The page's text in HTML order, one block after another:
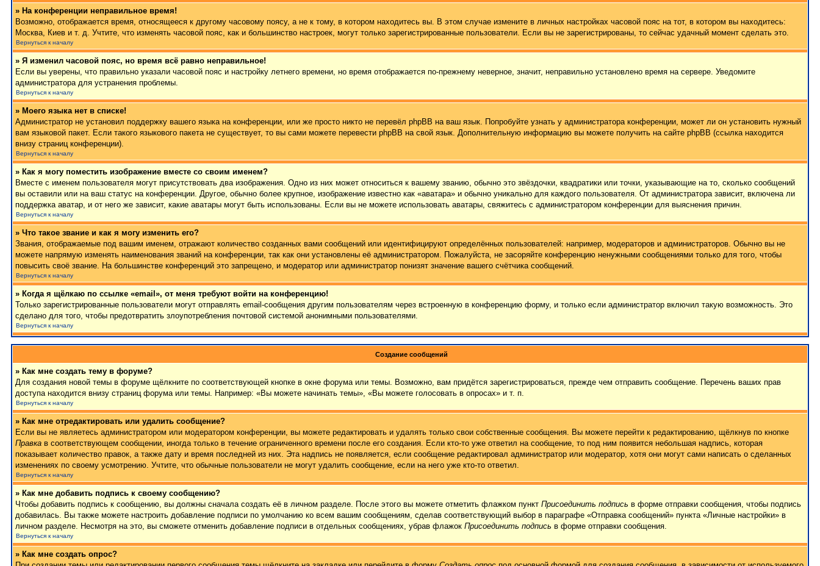
» На конференции неправильное время!
Возможно, отображается время, относящееся к другому часовому поясу, а не к тому, в котором находитесь вы. В этом случае измените в личных настройках часовой пояс на тот, в котором вы находитесь:
Москва, Киев и т. д. Учтите, что изменять часовой пояс, как и большинство настроек, могут только зарегистрированные пользователи. Если вы не зарегистрированы, то сейчас удачный момент сделать это.
Вернуться к началу
» Я изменил часовой пояс, но время всё равно неправильное!
Если вы уверены, что правильно указали часовой пояс и настройку летнего времени, но время отображается по-прежнему неверное, значит, неправильно установлено время на сервере. Уведомите
администратора для устранения проблемы.
Вернуться к началу
» Моего языка нет в списке!
Администратор не установил поддержку вашего языка на конференции, или же просто никто не перевёл phpBB на ваш язык. Попробуйте узнать у администратора конференции, может ли он установить нужный
вам языковой пакет. Если такого языкового пакета не существует, то вы сами можете перевести phpBB на свой язык. Дополнительную информацию вы можете получить на сайте phpBB (ссылка находится
внизу страниц конференции).
Вернуться к началу
» Как я могу поместить изображение вместе со своим именем?
Вместе с именем пользователя могут присутствовать два изображения. Одно из них может относиться к вашему званию, обычно это звёздочки, квадратики или точки, указывающие на то, сколько сообщений
вы оставили или на ваш статус на конференции. Другое, обычно более крупное, изображение известно как «аватара» и обычно уникально для каждого пользователя. От администратора зависит, включена ли
поддержка аватар, и от него же зависит, какие аватары могут быть использованы. Если вы не можете использовать аватары, свяжитесь с администратором конференции для выяснения причин.
Вернуться к началу
» Что такое звание и как я могу изменить его?
Звания, отображаемые под вашим именем, отражают количество созданных вами сообщений или идентифицируют определённых пользователей: например, модераторов и администраторов. Обычно вы не
можете напрямую изменять наименования званий на конференции, так как они установлены её администратором. Пожалуйста, не засоряйте конференцию ненужными сообщениями только для того, чтобы
повысить своё звание. На большинстве конференций это запрещено, и модератор или администратор понизят значение вашего счётчика сообщений.
Вернуться к началу
» Когда я щёлкаю по ссылке «email», от меня требуют войти на конференцию!
Только зарегистрированные пользователи могут отправлять email-сообщения другим пользователям через встроенную в конференцию форму, и только если администратор включил такую возможность. Это
сделано для того, чтобы предотвратить злоупотребления почтовой системой анонимными пользователями.
Вернуться к началу
Создание сообщений
» Как мне создать тему в форуме?
Для создания новой темы в форуме щёлкните по соответствующей кнопке в окне форума или темы. Возможно, вам придётся зарегистрироваться, прежде чем отправить сообщение. Перечень ваших прав
доступа находится внизу страниц форума или темы. Например: «Вы можете начинать темы», «Вы можете голосовать в опросах» и т. п.
Вернуться к началу
» Как мне отредактировать или удалить сообщение?
Если вы не являетесь администратором или модератором конференции, вы можете редактировать и удалять только свои собственные сообщения. Вы можете перейти к редактированию, щёлкнув по кнопке
Правка в соответствующем сообщении, иногда только в течение ограниченного времени после его создания. Если кто-то уже ответил на сообщение, то под ним появится небольшая надпись, которая
показывает количество правок, а также дату и время последней из них. Эта надпись не появляется, если сообщение редактировал администратор или модератор, хотя они могут сами написать о сделанных
изменениях по своему усмотрению. Учтите, что обычные пользователи не могут удалить сообщение, если на него уже кто-то ответил.
Вернуться к началу
» Как мне добавить подпись к своему сообщению?
Чтобы добавить подпись к сообщению, вы должны сначала создать её в личном разделе. После этого вы можете отметить флажком пункт Присоединить подпись в форме отправки сообщения, чтобы подпись
добавилась. Вы также можете настроить добавление подписи по умолчанию ко всем вашим сообщениям, сделав соответствующий выбор в параграфе «Отправка сообщений» пункта «Личные настройки» в
личном разделе. Несмотря на это, вы сможете отменить добавление подписи в отдельных сообщениях, убрав флажок Присоединить подпись в форме отправки сообщения.
Вернуться к началу
» Как мне создать опрос?